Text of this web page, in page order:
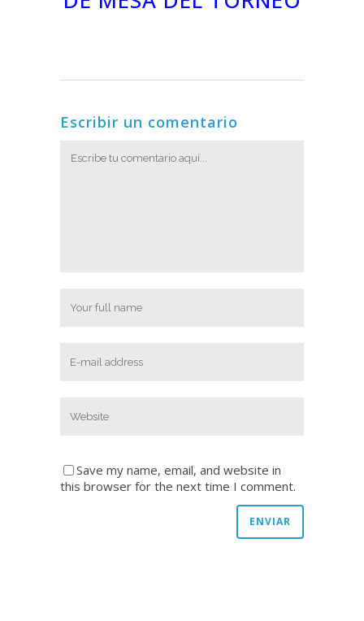
Escribir un comentario
Save my name, email, and website in
this browser for the next time I comment.